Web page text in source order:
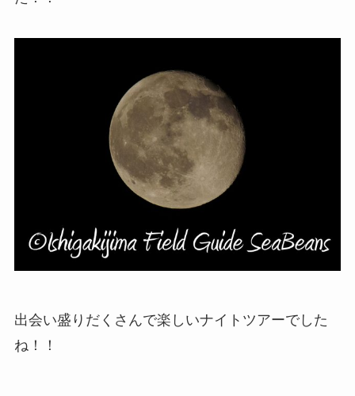
出会い盛りだくさんで楽しいナイトツアーでした
ね！！